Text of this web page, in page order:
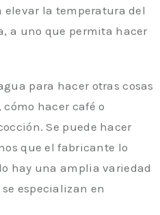
elevar la temperatura del
a uno que permita hacer
para hacer otras cosas
hacer café o
Se puede hacer
que el fabricante lo
hay una amplia variedad
especializan en